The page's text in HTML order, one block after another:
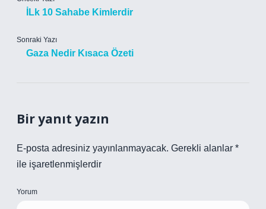
İLk 10 Sahabe Kimlerdir
Sonraki Yazı
Gaza Nedir Kısaca Özeti
Bir yanıt yazın
E-posta adresiniz yayınlanmayacak. Gerekli alanlar *
ile işaretlenmişlerdir
Yorum